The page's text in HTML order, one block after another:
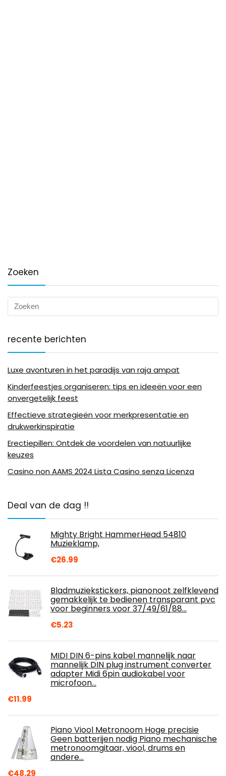
Zoeken
recente berichten
Luxe avonturen in het paradijs van raja ampat
Kinderfeestjes organiseren: tips en ideeën voor een
onvergetelijk feest
Effectieve strategieën voor merkpresentatie en
drukwerkinspiratie
Erectiepillen: Ontdek de voordelen van natuurlijke
keuzes
Casino non AAMS 2024 Lista Casino senza Licenza
Deal van de dag !!
Mighty Bright HammerHead 54810
Muzieklamp,
€26.99
Bladmuziekstickers, pianonoot zelfklevend
gemakkelijk te bedienen transparant pvc
voor beginners voor 37/49/61/88…
€5.23
MIDI DIN 6-pins kabel mannelijk naar
mannelijk DIN plug instrument converter
adapter Midi 6pin audiokabel voor
microfoon…
€11.99
Piano Viool Metronoom Hoge precisie
Geen batterijen nodig Piano mechanische
metronoomgitaar, viool, drums en
andere…
€48.29